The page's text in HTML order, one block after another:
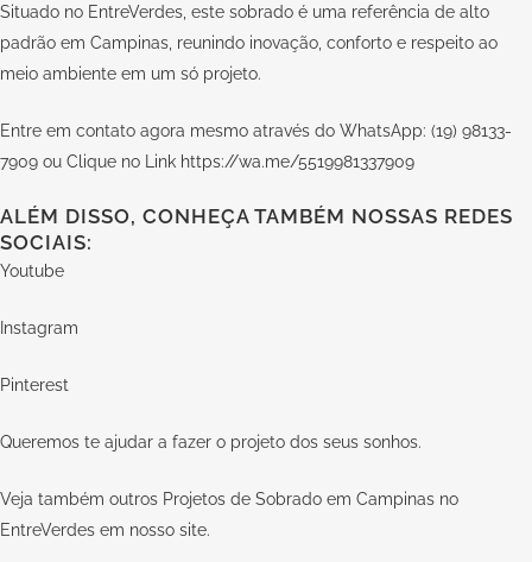
Situado no EntreVerdes, este sobrado é uma referência de alto
padrão em Campinas, reunindo inovação, conforto e respeito ao
meio ambiente em um só projeto.
Entre em contato agora mesmo através do WhatsApp: (19) 98133-
7909 ou Clique no Link https://wa.me/5519981337909
ALÉM DISSO, CONHEÇA TAMBÉM NOSSAS REDES
SOCIAIS:
Youtube
Instagram
Pinterest
Queremos te ajudar a fazer o projeto dos seus sonhos.
Veja também outros Projetos de Sobrado em Campinas no
EntreVerdes em nosso site.